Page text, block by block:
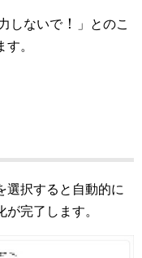
しないで！
」とのこ
。
選択すると自動的に
完了します。